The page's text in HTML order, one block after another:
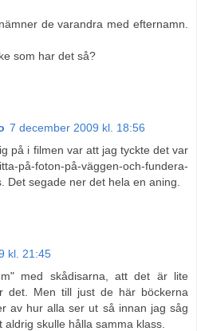
de varandra med efternamn.
som har det så?
7 december 2009 kl. 18:56
på i filmen var att jag tyckte det var
på-foton-på-väggen-och-fundera-
Det segade ner det hela en aning.
kl. 21:45
med skådisarna, att det är lite
det. Men till just de här böckerna
av hur alla ser ut så innan jag såg
skulle hålla samma klass.